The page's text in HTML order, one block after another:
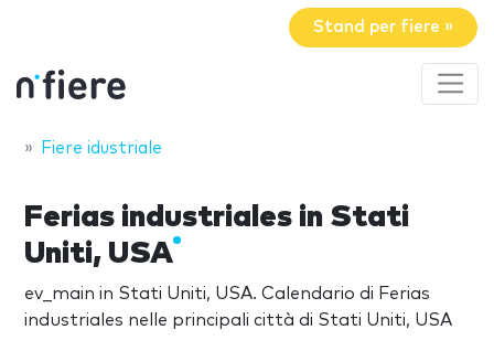
Stand per fiere »
Fiere idustriale
Ferias industriales in Stati
Uniti, USA
ev_main in Stati Uniti, USA. Calendario di Ferias
industriales nelle principali città di Stati Uniti, USA